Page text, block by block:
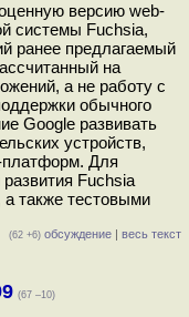
версию web-
системы Fuchsia,
ранее предлагаемый
на
а не работу с
обычного
Google развивать
устройств,
платформ. Для
Fuchsia
также тестовыми
(62 +6) обсуждение | весь текст
(67 –10)